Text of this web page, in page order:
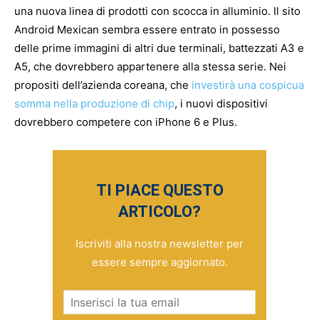
una nuova linea di prodotti con scocca in alluminio. Il sito
Android Mexican sembra essere entrato in possesso
delle prime immagini di altri due terminali, battezzati A3 e
A5, che dovrebbero appartenere alla stessa serie. Nei
propositi dell’azienda coreana, che investirà una cospicua
somma nella produzione di chip, i nuovi dispositivi
dovrebbero competere con iPhone 6 e Plus.
TI PIACE QUESTO
ARTICOLO?
Iscriviti alla nostra newsletter per
essere sempre aggiornato.